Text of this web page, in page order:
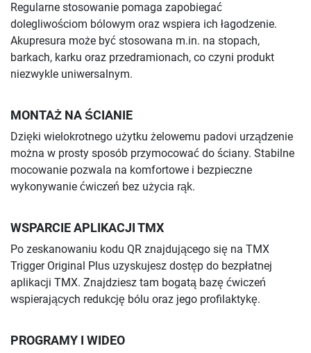
Regularne stosowanie pomaga zapobiegać
dolegliwościom bólowym oraz wspiera ich łagodzenie.
Akupresura może być stosowana m.in. na stopach,
barkach, karku oraz przedramionach, co czyni produkt
niezwykle uniwersalnym.
MONTAŻ NA ŚCIANIE
Dzięki wielokrotnego użytku żelowemu padovi urządzenie
można w prosty sposób przymocować do ściany. Stabilne
mocowanie pozwala na komfortowe i bezpieczne
wykonywanie ćwiczeń bez użycia rąk.
WSPARCIE APLIKACJI TMX
Po zeskanowaniu kodu QR znajdującego się na TMX
Trigger Original Plus uzyskujesz dostęp do bezpłatnej
aplikacji TMX. Znajdziesz tam bogatą bazę ćwiczeń
wspierających redukcję bólu oraz jego profilaktykę.
PROGRAMY I WIDEO